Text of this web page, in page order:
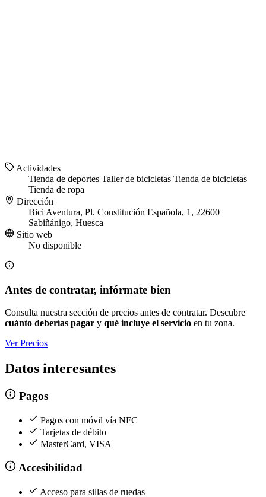
Actividades
Tienda de deportes Taller de bicicletas Tienda de bicicletas
Tienda de ropa
Dirección
Bici Aventura, Pl. Constitución Española, 1, 22600
Sabiñánigo, Huesca
Sitio web
No disponible
Antes de contratar, infórmate bien
Consulta nuestra sección de precios antes de contratar. Descubre
cuánto deberías pagar y qué incluye el servicio en tu zona.
Ver Precios
Datos interesantes
Pagos
Pagos con móvil vía NFC
Tarjetas de débito
MasterCard, VISA
Accesibilidad
Acceso para sillas de ruedas